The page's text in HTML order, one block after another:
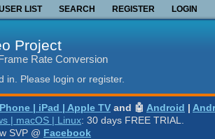
LIST SEARCH REGISTER LOGIN
Project
Rate Conversion
in. Please login or register.
| iPad | Apple TV and 🤖 Android |
| macOS | Linux: 30 days FREE TRIAL.
SVP @ Facebook